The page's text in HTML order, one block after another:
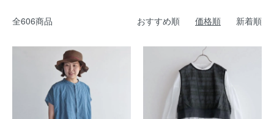
全606商品 おすすめ順 価格順 新着順